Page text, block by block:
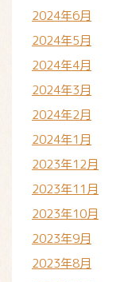
2024年6月
2024年5月
2024年4月
2024年3月
2024年2月
2024年1月
2023年12月
2023年11月
2023年10月
2023年9月
2023年8月